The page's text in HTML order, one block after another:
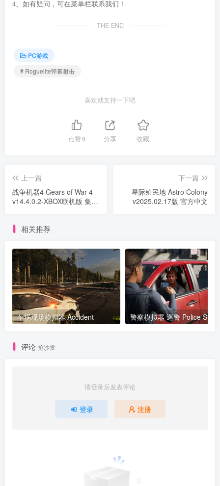
4、如有疑问，可在菜单栏联系我们！
THE END
PC游戏
# Roguelite弹幕射击
喜欢就支持一下吧
点赞8 分享 收藏
上一篇
战争机器4 Gears of War 4
v14.4.0.2-XBOX联机版 集成
下一篇
星际殖民地 Astro Colony
v2025.02.17版 官方中文
相关推荐
车祸现场模拟器 Accident
评论 抢沙发
请登录后发表评论
登录 注册